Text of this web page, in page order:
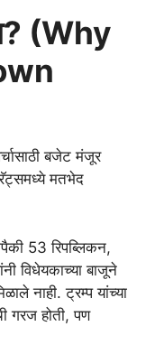
(Why
बजेट मंजूर
मतभेद
53 रिपब्लिकन,
विधेयकाच्या बाजूने
नाही. ट्रम्प यांच्या
गरज होती, पण